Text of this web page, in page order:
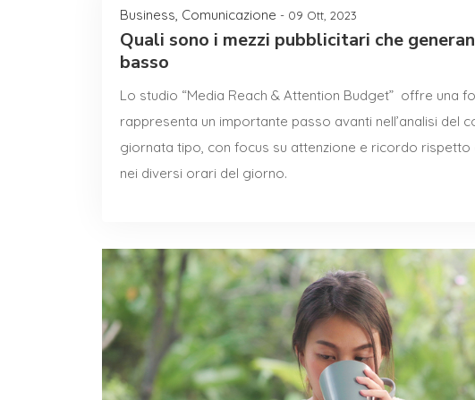
Business Comunicazione - 09 Ott, 2023
Quali sono i mezzi pubblicitari che
basso
Lo studio “Media Reach & Attention Budget” offre una
rappresenta un importante passo avanti nell’analisi del
giornata tipo, con focus su attenzione e ricordo rispetto
nei diversi orari del giorno.